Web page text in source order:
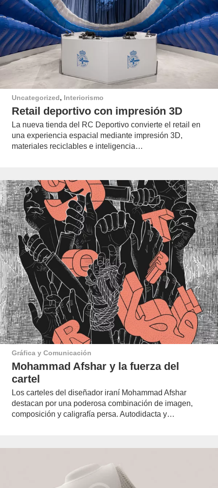
Uncategorized, Interiorismo
Retail deportivo con impresión 3D
La nueva tienda del RC Deportivo convierte el retail en
una experiencia espacial mediante impresión 3D,
materiales reciclables e inteligencia…
Gráfica y Comunicación
Mohammad Afshar y la fuerza del
cartel
Los carteles del diseñador iraní Mohammad Afshar
destacan por una poderosa combinación de imagen,
composición y caligrafía persa. Autodidacta y…